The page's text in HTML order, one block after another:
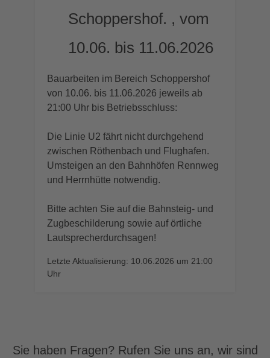
Schoppershof. , vom
10.06. bis 11.06.2026
Bauarbeiten im Bereich Schoppershof
von 10.06. bis 11.06.2026 jeweils ab
21:00 Uhr bis Betriebsschluss:
Die Linie U2 fährt nicht durchgehend
zwischen Röthenbach und Flughafen.
Umsteigen an den Bahnhöfen Rennweg
und Herrnhütte notwendig.
Bitte achten Sie auf die Bahnsteig- und
Zugbeschilderung sowie auf örtliche
Lautsprecherdurchsagen!
Letzte Aktualisierung: 10.06.2026 um 21:00
Uhr
Sie haben Fragen? Rufen Sie uns an, wir sind